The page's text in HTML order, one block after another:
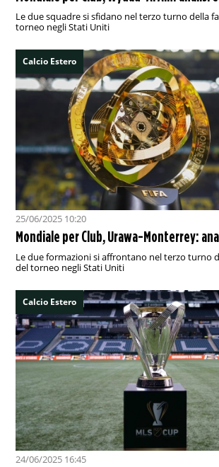
Le due squadre si sfidano nel terzo turno della
torneo negli Stati Uniti
Calcio Estero
25/06/2025 10:20
Mondiale per Club, Urawa-Monterrey:
Le due formazioni si affrontano nel terzo turno
del torneo negli Stati Uniti
Calcio Estero
24/06/2025 16:45